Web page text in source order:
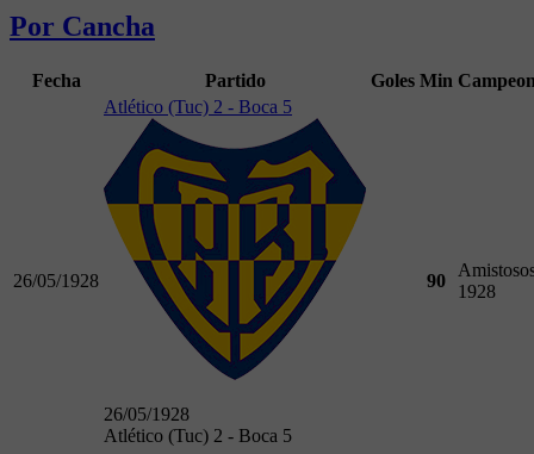
Por Cancha
Fecha Partido Goles Min
26/05/1928
Atlético (Tuc) 2 - Boca 5
26/05/1928
Atlético (Tuc) 2 - Boca 5
90
1928